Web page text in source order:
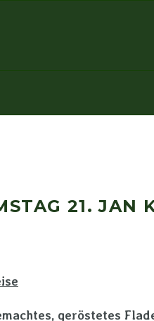
21. JAN
geröstetes